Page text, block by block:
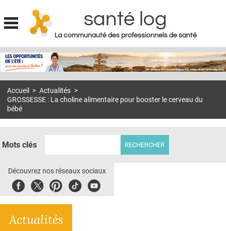
Jump to navigation
santé log
La communauté des professionnels de santé
MON COMPTE
S'ABONNER À LA REVUE SOIN À DOMICILE
E-REVUE SAD
THÉMA
Accueil > Actualités >
GROSSESSE : La choline alimentaire pour booster le cerveau du
bébé
Mots clés
Découvrez nos réseaux sociaux
FacebookTwitterPinterest
TiktokYoubute
Actualités